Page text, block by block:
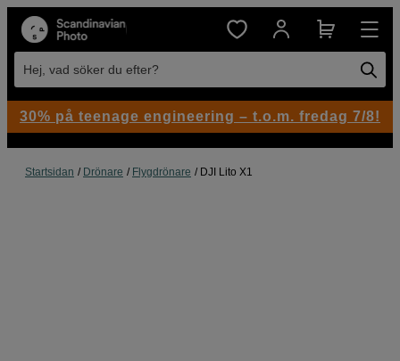
Hej, vad söker du efter?
Startsidan Drönare Flygdrönare DJI Lito X1
30% på teenage engineering – t.o.m. fredag 7/8!